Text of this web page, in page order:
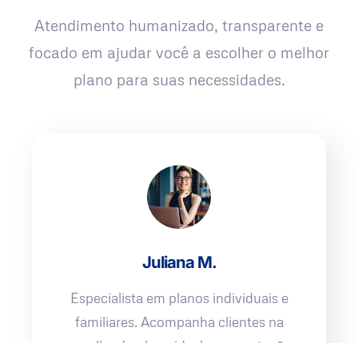
Atendimento humanizado, transparente e
focado em ajudar você a escolher o melhor
plano para suas necessidades.
Juliana M.
Especialista em planos individuais e
familiares. Acompanha clientes na